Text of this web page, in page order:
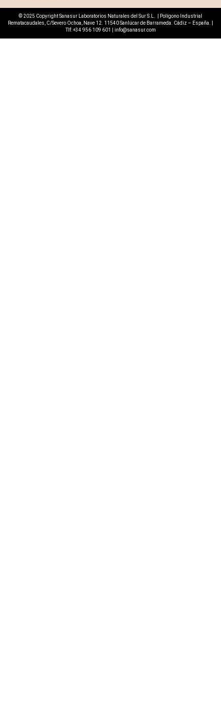
© 2025 Copyright Sanasur Laboratorios Naturales del Sur S.L. | Polígono Industrial
Rematacaudales, C/Severo Ochoa, Nave 12. 11540 Sanlúcar de Barrameda. Cádiz – España. |
Tlf:+34 956 109 601 info@sanasur.com